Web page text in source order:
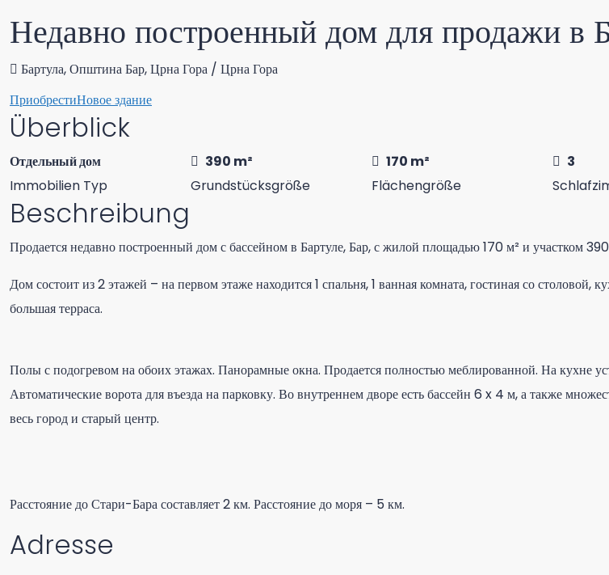
Недавно построенный дом для продажи в
Бартула, Општина Бар, Црна Гора / Црна Гора
ПриобрестиНовое здание
Überblick
Отдельный дом
Immobilien Typ
390 m²
Grundstücksgröße
170 m²
Flächengröße
3
Beschreibung
Продается недавно построенный дом с бассейном в Бартуле, Бар, с жилой площадью 170 м² и участком
Дом состоит из 2 этажей – на первом этаже находится 1 спальня, 1 ванная комната, гостиная со
большая терраса.
Полы с подогревом на обоих этажах. Панорамные окна. Продается полностью меблированной. На кухне
Автоматические ворота для въезда на парковку. Во внутреннем дворе есть бассейн 6 x 4 м, а также
весь город и старый центр.
Расстояние до Стари-Бара составляет 2 км. Расстояние до моря – 5 км.
Adresse